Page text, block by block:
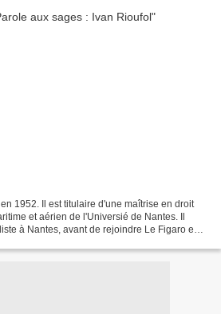
1952. Il est titulaire d'une maîtrise en droit
et aérien de l'Universié de Nantes. Il
à Nantes, avant de rejoindre Le Figaro en